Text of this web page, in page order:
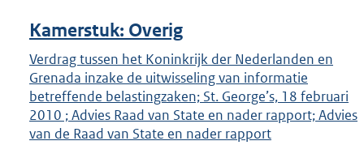
Kamerstuk: Overig
Verdrag tussen het Koninkrijk der Nederlanden en
Grenada inzake de uitwisseling van informatie
betreffende belastingzaken; St. George’s, 18 februari
2010 ; Advies Raad van State en nader rapport; Advies
van de Raad van State en nader rapport